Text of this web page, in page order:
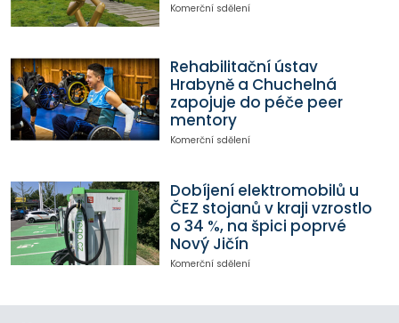
Komerční sdělení
Rehabilitační ústav
Hrabyně a Chuchelná
zapojuje do péče peer
mentory
Komerční sdělení
Dobíjení elektromobilů u
ČEZ stojanů v kraji vzrostlo
o 34 %, na špici poprvé
Nový Jičín
Komerční sdělení